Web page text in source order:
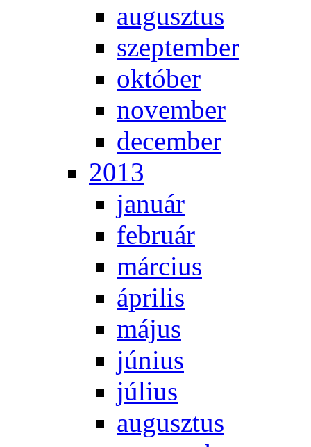
au­gusz­tus
szep­tem­ber
ok­tó­ber
no­vem­ber
de­cem­ber
2013
ja­nu­ár
feb­ru­ár
már­ci­us
áp­ri­lis
má­jus
jú­ni­us
jú­li­us
au­gusz­tus